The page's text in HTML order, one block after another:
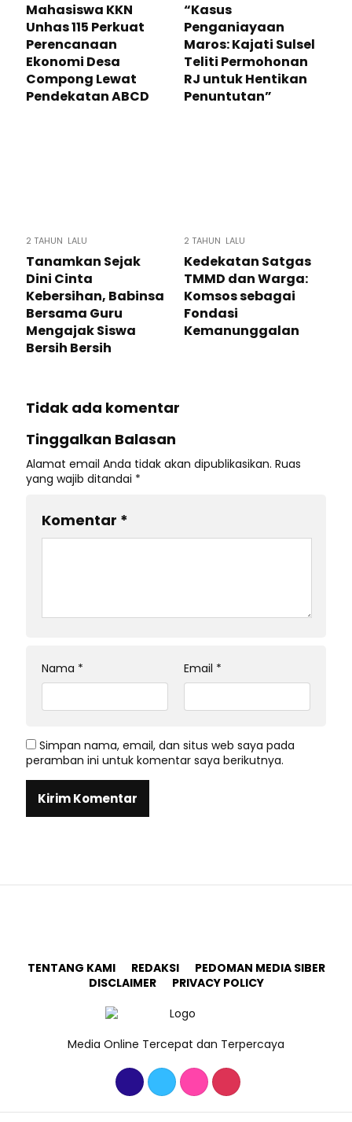
Mahasiswa KKN
Unhas 115 Perkuat
Perencanaan
Ekonomi Desa
Compong Lewat
Pendekatan ABCD
“Kasus
Penganiayaan
Maros: Kajati Sulsel
Teliti Permohonan
RJ untuk Hentikan
Penuntutan”
2 TAHUN LALU
Tanamkan Sejak
Dini Cinta
Kebersihan, Babinsa
Bersama Guru
Mengajak Siswa
Bersih Bersih
2 TAHUN LALU
Kedekatan Satgas
TMMD dan Warga:
Komsos sebagai
Fondasi
Kemanunggalan
Tidak ada komentar
Tinggalkan Balasan
Alamat email Anda tidak akan dipublikasikan. Ruas
yang wajib ditandai *
Komentar *
Nama * Email *
Simpan nama, email, dan situs web saya pada
peramban ini untuk komentar saya berikutnya.
TENTANG KAMI REDAKSI
PEDOMAN MEDIA SIBER
DISCLAIMER
PRIVACY POLICY
Media Online Tercepat dan Terpercaya